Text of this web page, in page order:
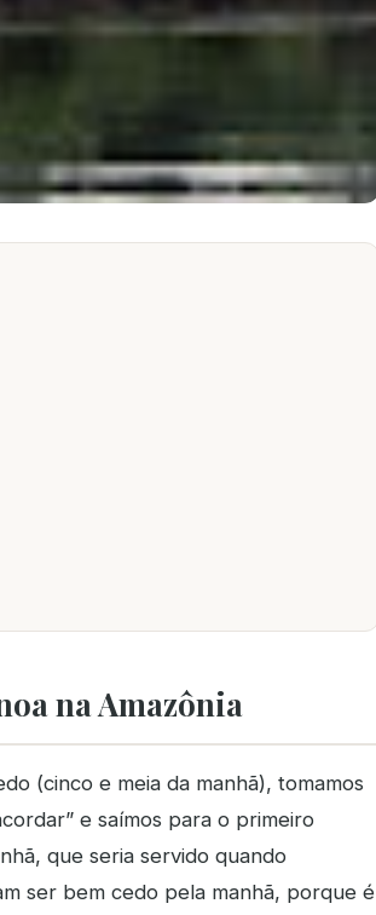
na Amazônia
(cinco e meia da manhã), tomamos
e saímos para o primeiro
que seria servido quando
ser bem cedo pela manhã, porque é